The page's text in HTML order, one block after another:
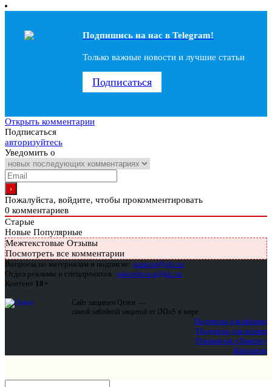
Подпишись на наc в Telegram!
Только важные новости и лучшие статьи
Подписаться
Открыть комментарии
Подписаться
авторизуйтесь
Уведомить о
Пожалуйста, войдите, чтобы прокомментировать
0 комментариев
Старые
Новые Популярные
Межтекстовые Отзывы
Посмотреть все комментарии
Вопросы по материалам и подписке: support@glc.ru
Отдел рекламы и спецпроектов: yakovleva.a@glc.ru
Контент 18+
Сайт защищен Qrator —
самой забойной защитой от DDoS в мире
Подписка для физлиц
Подписка для юрлиц
Реклама на «Хакере»
Контакты